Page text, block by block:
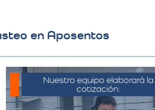
en Aposentos
Nuestro equipo elaborará la
cotización:
Con la información recopilada, el
equipo de Más Metros elabora